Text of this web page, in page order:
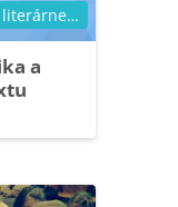
a
Ústav maďarskej jazykovedy a literárnej vedy